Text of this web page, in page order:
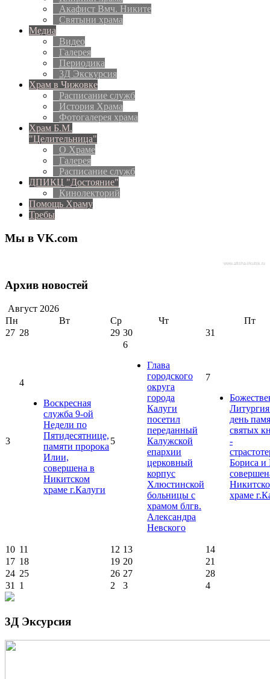
Акафист Вмч. Никите
Святыни храма
Медиа
Видео
Галерея
Периодика
3Д Экскурсия
Храм в Чижовке
Расписание служб
История Храма
Фотогалерея храма
Храм Б.М.
"Целительница"
О Храме
Галерея
Расписание служб
ДПИКЦ "Достояние"
Кинолекторий
Помощь Храму
Требы
Мы в VK.com
www.afisha-irkutsk.ru
Архив новостей
Август 2026
Пн
Вт Ср Чт
Пт
27 28 29 30 31
3
4
Воскресная
служба 9-ой
Недели по
Пятидесятнице,
памяти пророка
Илии,
совершена в
Никитском
храме г.Калуги
5
6
Глава
городского
округа
города
Калуги
посетил
переданный
Калужской
епархии
церковный
корпус
Хлюстинской
больницы с
храмом блгв.
Александра
Невского
7
день
святых
-
Бориса и
храме
10 11 12 13
14
17 18 19 20
21
24 25 26 27
28
31
1 2 3 4
3Д Эксурсия